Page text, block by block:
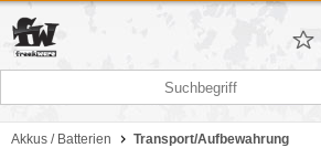
Akkus / Batterien Transport/Aufbewahrung